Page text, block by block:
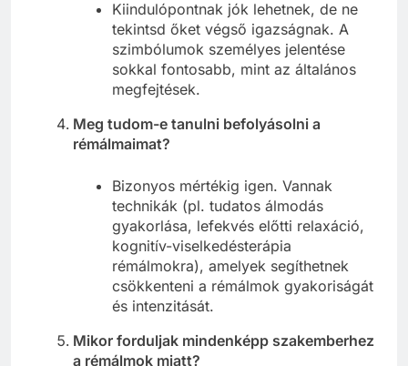
Kiindulópontnak jók lehetnek, de ne
tekintsd őket végső igazságnak. A
szimbólumok személyes jelentése
sokkal fontosabb, mint az általános
Meg tudom-e tanulni befolyásolni a
Bizonyos mértékig igen. Vannak
technikák (pl. tudatos álmodás
gyakorlása, lefekvés előtti relaxáció,
kognitív-viselkedésterápia
rémálmokra), amelyek segíthetnek
csökkenteni a rémálmok gyakoriságát
Mikor forduljak mindenképp szakemberhez